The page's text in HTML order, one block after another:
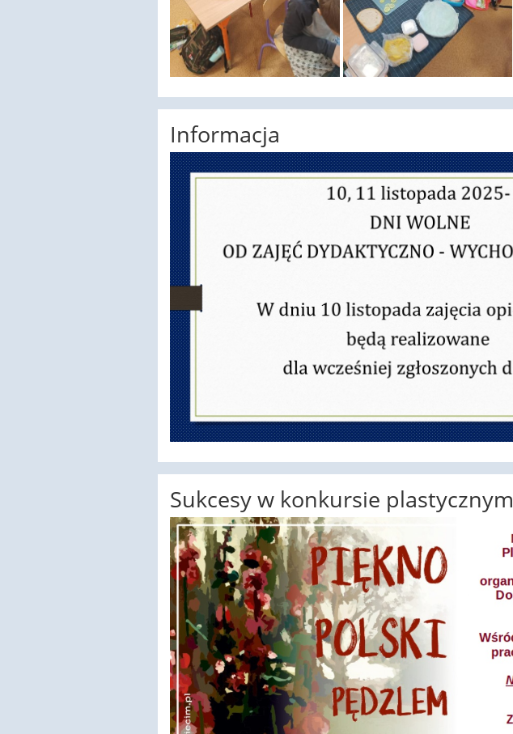
Informacja
Sukcesy w konkursie plastycznym